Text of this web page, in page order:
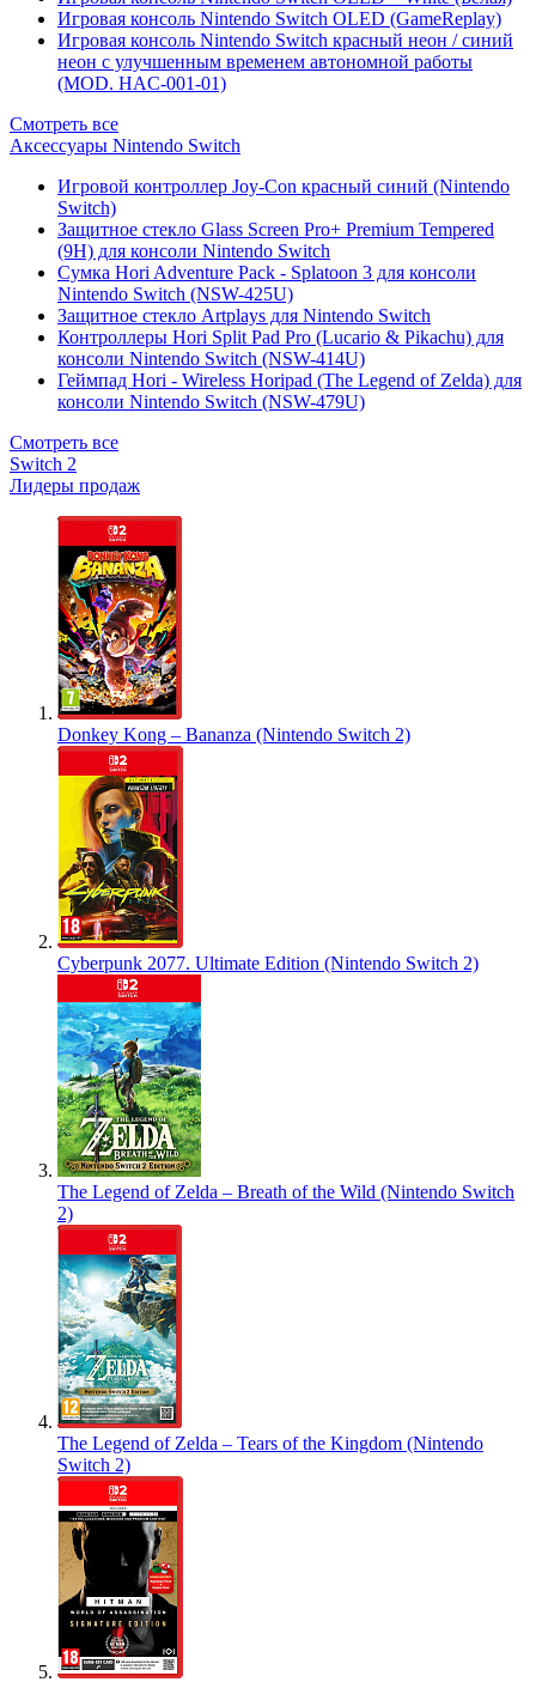
Игровая консоль Nintendo Switch OLED (GameReplay)
Игровая консоль Nintendo Switch красный неон / синий
неон с улучшенным временем автономной работы
(MOD. HAC-001-01)
Смотреть все
Аксессуары Nintendo Switch
Игровой контроллер Joy-Con красный синий (Nintendo
Switch)
Защитное стекло Glass Screen Pro+ Premium Tempered
(9H) для консоли Nintendo Switch
Сумка Hori Adventure Pack - Splatoon 3 для консоли
Nintendo Switch (NSW-425U)
Защитное стекло Artplays для Nintendo Switch
Контроллеры Hori Split Pad Pro (Lucario & Pikachu) для
консоли Nintendo Switch (NSW-414U)
Геймпад Hori - Wireless Horipad (The Legend of Zelda) для
консоли Nintendo Switch (NSW-479U)
Смотреть все
Switch 2
Лидеры продаж
Donkey Kong – Bananza (Nintendo Switch 2)
Cyberpunk 2077. Ultimate Edition (Nintendo Switch 2)
The Legend of Zelda – Breath of the Wild (Nintendo Switch
2)
The Legend of Zelda – Tears of the Kingdom (Nintendo
Switch 2)